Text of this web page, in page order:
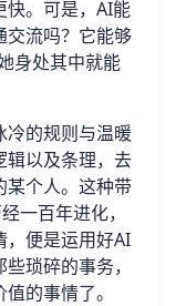
快。可是，AI能
交流吗？它能够
身处其中就能
冷的规则与温暖
辑以及条理，去
某个人。这种带
一百年进化，
，便是运用好AI
琐碎的事务，
的事情了。